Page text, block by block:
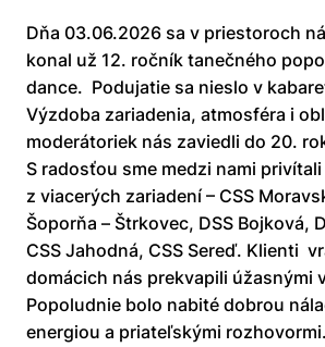
Dňa 03.06.2026 sa v priestoroch
konal už 12. ročník tanečného
dance. Podujatie sa nieslo v
Výzdoba zariadenia, atmosféra i
moderátoriek nás zaviedli do 20.
S radosťou sme medzi nami
z viacerých zariadení – CSS
Šoporňa – Štrkovec, DSS Bojková,
CSS Jahodná, CSS Sereď. Klienti
domácich nás prekvapili úžasnými
Popoludnie bolo nabité dobrou
energiou a priateľskými